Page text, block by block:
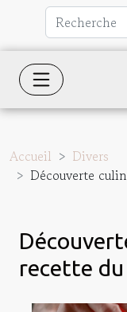
Accueil
Divers
Découverte
recette du